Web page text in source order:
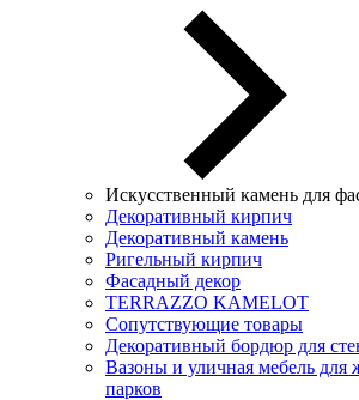
Искусственный камень для
Декоративный кирпич
Декоративный камень
Ригельный кирпич
Фасадный декор
TERRAZZO KAMELOT
Сопутствующие товары
Декоративный бордюр для
Вазоны и уличная мебель для
парков